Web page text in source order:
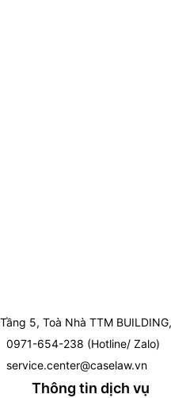
Tầng 5, Toà Nhà TTM
0971-654-238 (Hotline/ Zalo)
service.center@caselaw.vn
Thông tin dịch vụ